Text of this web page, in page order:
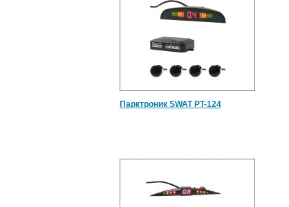
Парктроник SWAT PT-124